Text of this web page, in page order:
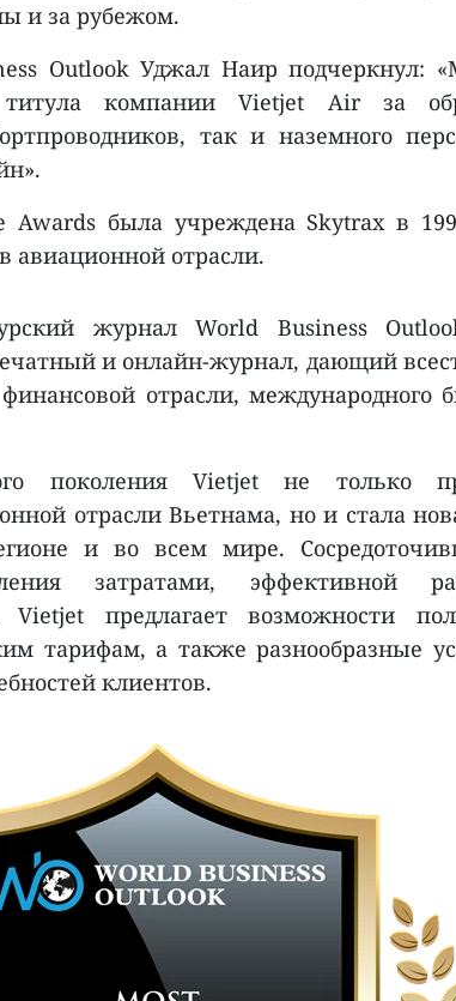
и за рубежом.
Outlook Уджал Наир подчеркнул:
компании Vietjet Air за
так и наземного
была учреждена Skytrax в
авиационной отрасли.
журнал World Business
и онлайн-журнал, дающий
отрасли, международного
поколения Vietjet не только
отрасли Вьетнама, но и стала
и во всем мире.
затратами, эффективной
Vietjet предлагает возможности
тарифам, а также разнообразные
клиентов.